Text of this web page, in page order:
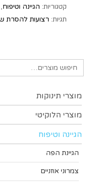
קטגוריות: הגיינה וטיפוח,
תגיות: רצועות להסרת
מוצרי תינוקות
מוצרי הלוקיטי
הגיינה וטיפוח
הגיינת הפה
צמרוני אוזניים